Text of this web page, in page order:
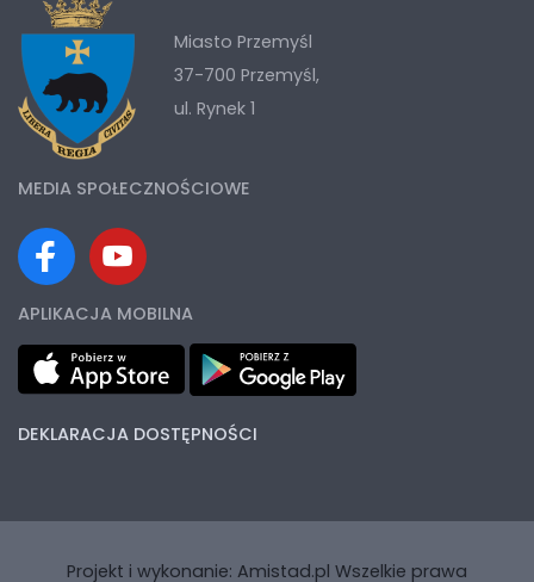
Miasto Przemyśl
37-700 Przemyśl,
ul. Rynek 1
MEDIA SPOŁECZNOŚCIOWE
APLIKACJA MOBILNA
DEKLARACJA DOSTĘPNOŚCI
Projekt i wykonanie: Amistad.pl Wszelkie prawa